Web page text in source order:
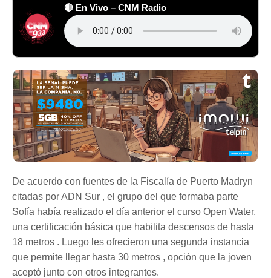
🔴 En Vivo – CNM Radio
De acuerdo con fuentes de la Fiscalía de Puerto Madryn
citadas por ADN Sur , el grupo del que formaba parte
Sofía había realizado el día anterior el curso Open Water,
una certificación básica que habilita descensos de hasta
18 metros . Luego les ofrecieron una segunda instancia
que permite llegar hasta 30 metros , opción que la joven
aceptó junto con otros integrantes.